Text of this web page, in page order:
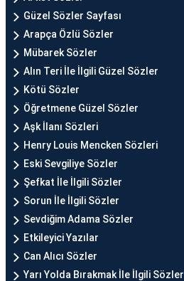
Güzel Sözler Sayfası
Arapça Özlü Sözler
Mübarek Sözler
Alın Teri İle İlgili Güzel Sözler
Kötü Sözler
Öğretmene Güzel Sözler
Aşk İlanı Sözleri
Henry Louis Mencken Sözleri
Eski Sevgiliye Sözler
Şefkat İle İlgili Sözler
Sorun İle İlgili Sözler
Sevdiğim Adama Sözler
Etkileyici Yazılar
Can Alıcı Sözler
Yarı Yolda Bırakmak İle İlgili Sözler